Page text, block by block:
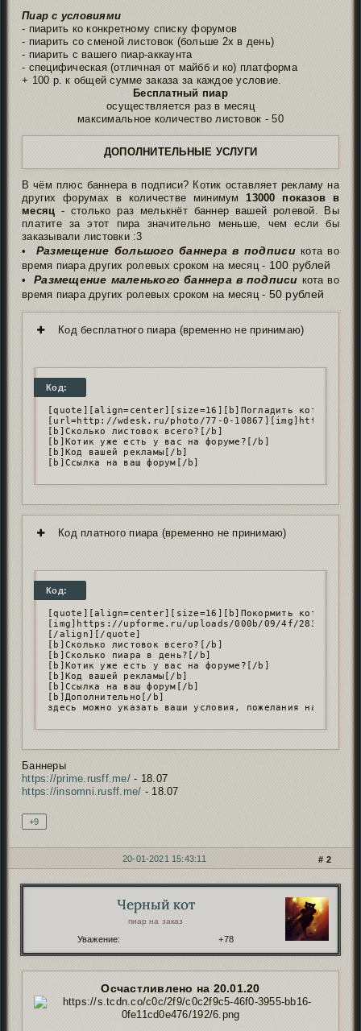
Пиар с условиями
- пиарить ко конкретному списку форумов
- пиарить со сменой листовок (больше 2х в день)
- пиарить с вашего пиар-аккаунта
- специфическая (отличная от майбб и ко) платформа
+ 100 р. к общей сумме заказа за каждое условие.
Бесплатный пиар
осуществляется раз в месяц
максимальное количество листовок - 50
ДОПОЛНИТЕЛЬНЫЕ УСЛУГИ
В чём плюс баннера в подписи? Котик оставляет рекламу на
других форумах в количестве минимум13000 показов в
месяц - столько раз мелькнёт баннер вашей ролевой. Вы
платите за этот пира значительно меньше, чем если бы
заказывали листовки :3
• Размещение большого баннера в подписикота во
время пиара других ролевых сроком на месяц - 100 рублей
•Размещение маленького баннера в подписи кота во
время пиара других ролевых сроком на месяц - 50 рублей
Код бесплатного пиара (временно не принимаю)
Код:
[quote][align=center][size=16][b]Погладить котика[/
[url=http://wdesk.ru/photo/77-0-10867][img]https://
[b]Сколько листовок всего?[/b]
[b]Котик уже есть у вас на форуме?[/b]
[b]Код вашей рекламы[/b]
[b]Ссылка на ваш форум[/b]
Код платного пиара (временно не принимаю)
Код:
[quote][align=center][size=16][b]Покормить котика[/
[img]https://upforme.ru/uploads/000b/09/4f/28336/
[/align][/quote]
[b]Сколько листовок всего?[/b]
[b]Сколько пиара в день?[/b]
[b]Котик уже есть у вас на форуме?[/b]
[b]Код вашей рекламы[/b]
[b]Ссылка на ваш форум[/b]
[b]Дополнительно[/b]
Баннеры
https://prime.rusff.me/- 18.07
https://insomni.rusff.me/ - 18.07
+9
2
20-01-2021 15:43:11
Черный кот
пиар на заказ
Уважение: +78
Осчастливлено на 20.01.20